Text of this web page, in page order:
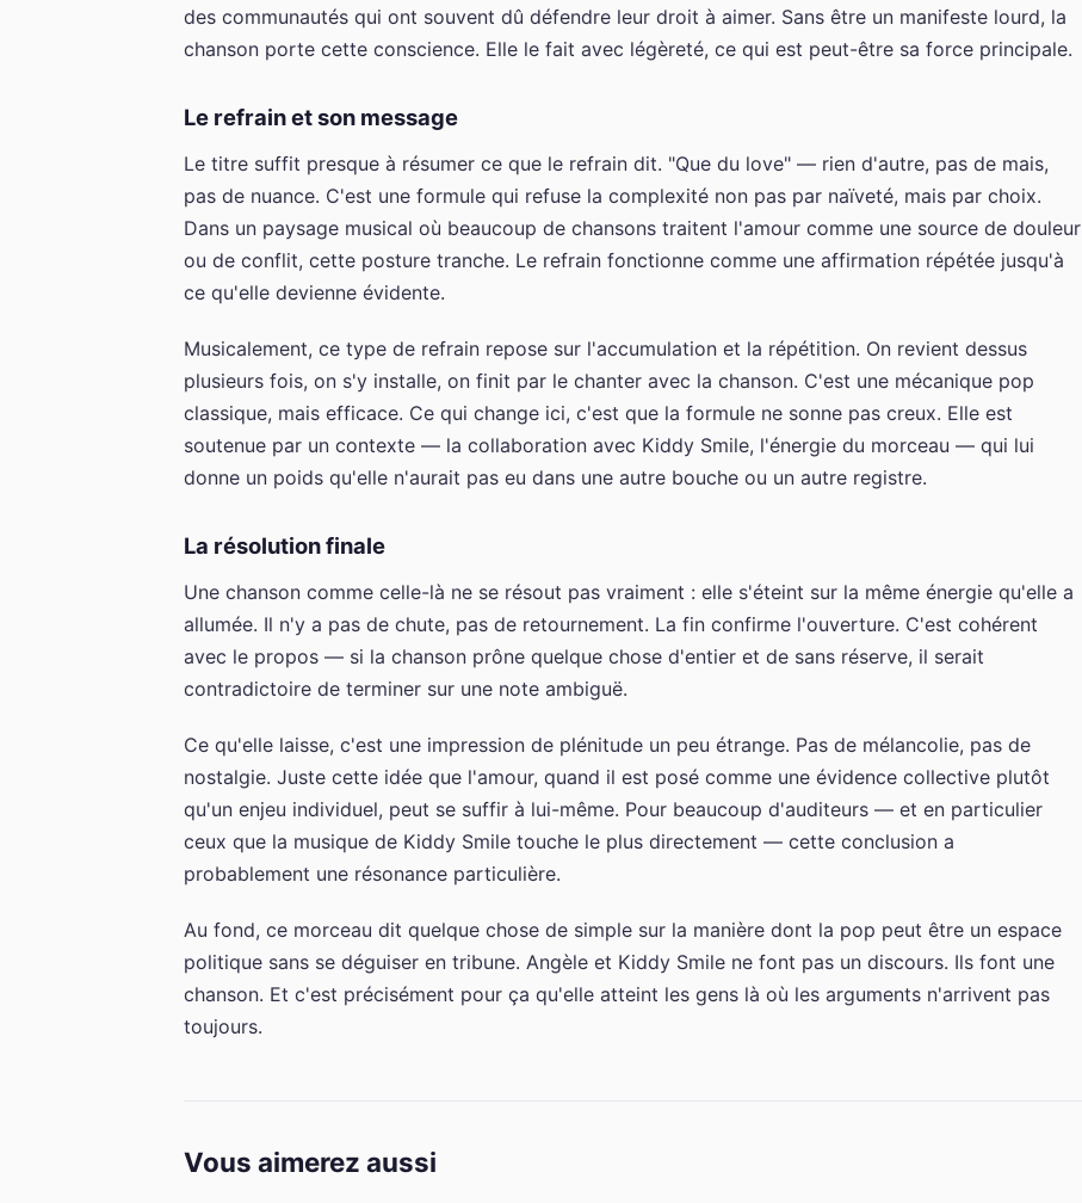
des communautés qui ont souvent dû défendre leur droit à aimer. Sans être un manifeste lourd, la
chanson porte cette conscience. Elle le fait avec légèreté, ce qui est peut-être sa force principale.
Le refrain et son message
Le titre suffit presque à résumer ce que le refrain dit. "Que du love" — rien d'autre, pas de mais,
pas de nuance. C'est une formule qui refuse la complexité non pas par naïveté, mais par choix.
Dans un paysage musical où beaucoup de chansons traitent l'amour comme une source de douleur
ou de conflit, cette posture tranche. Le refrain fonctionne comme une affirmation répétée jusqu'à
ce qu'elle devienne évidente.
Musicalement, ce type de refrain repose sur l'accumulation et la répétition. On revient dessus
plusieurs fois, on s'y installe, on finit par le chanter avec la chanson. C'est une mécanique pop
classique, mais efficace. Ce qui change ici, c'est que la formule ne sonne pas creux. Elle est
soutenue par un contexte — la collaboration avec Kiddy Smile, l'énergie du morceau — qui lui
donne un poids qu'elle n'aurait pas eu dans une autre bouche ou un autre registre.
La résolution finale
Une chanson comme celle-là ne se résout pas vraiment : elle s'éteint sur la même énergie qu'elle a
allumée. Il n'y a pas de chute, pas de retournement. La fin confirme l'ouverture. C'est cohérent
avec le propos — si la chanson prône quelque chose d'entier et de sans réserve, il serait
contradictoire de terminer sur une note ambiguë.
Ce qu'elle laisse, c'est une impression de plénitude un peu étrange. Pas de mélancolie, pas de
nostalgie. Juste cette idée que l'amour, quand il est posé comme une évidence collective plutôt
qu'un enjeu individuel, peut se suffir à lui-même. Pour beaucoup d'auditeurs — et en particulier
ceux que la musique de Kiddy Smile touche le plus directement — cette conclusion a
probablement une résonance particulière.
Au fond, ce morceau dit quelque chose de simple sur la manière dont la pop peut être un espace
politique sans se déguiser en tribune. Angèle et Kiddy Smile ne font pas un discours. Ils font une
chanson. Et c'est précisément pour ça qu'elle atteint les gens là où les arguments n'arrivent pas
toujours.
Vous aimerez aussi